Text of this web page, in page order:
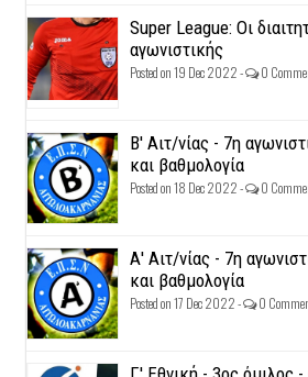
Super League: Οι
αγωνιστικής
Posted on 19 Dec 2022 - 0
Β' Αιτ/νίας - 7η
και βαθμολογία
Posted on 18 Dec 2022 - 0
Α' Αιτ/νίας - 7η
και βαθμολογία
Posted on 17 Dec 2022 - 0